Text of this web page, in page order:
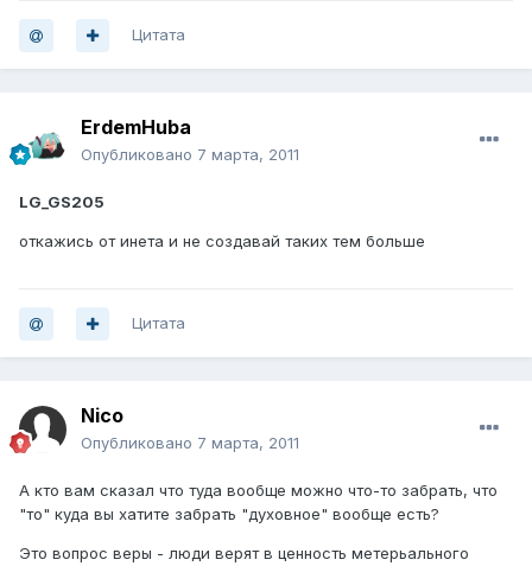
Цитата
ErdemHuba
Опубликовано 7 марта, 2011
LG_GS205
откажись от инета и не создавай таких тем больше
Цитата
Nico
Опубликовано 7 марта, 2011
А кто вам сказал что туда вообще можно что-то забрать, что
"то" куда вы хатите забрать "духовное" вообще есть?
Это вопрос веры - люди верят в ценность метерьального